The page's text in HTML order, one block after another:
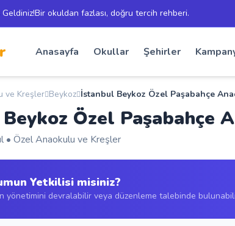
okuldan fazlası, doğru tercih rehberi.
Anasayfa Okullar Şehirler
ve Kreşler Beykoz İstanbul Beykoz Özel Paşabahçe
Özel Paşabahçe
• Özel Anaokulu ve Kreşler
Yetkilisi misiniz?
yönetimini devralabilir veya düzenleme talebinde